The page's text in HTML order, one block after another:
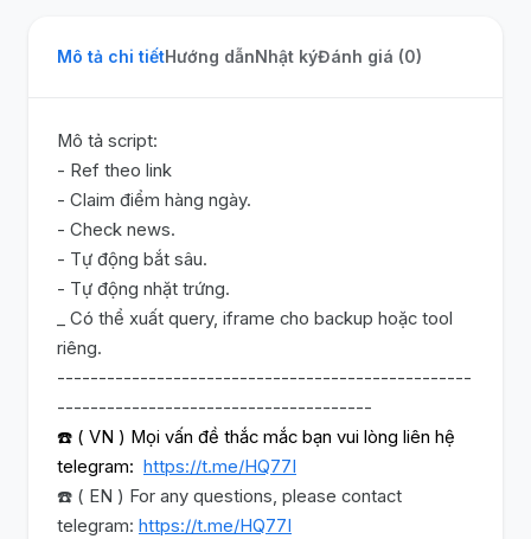
Mô tả chi tiếtHướng dẫnNhật kýĐánh giá (0)
Mô tả script:
- Ref theo link
- Claim điểm hàng ngày.
- Check news.
- Tự động bắt sâu.
- Tự động nhặt trứng.
_ Có thể xuất query, iframe cho backup hoặc tool
riêng.
--------------------------------------------------
--------------------------------------
☎️ ( VN ) Mọi vấn đề thắc mắc bạn vui lòng liên hệ
telegram: https://t.me/HQ77I
☎️ ( EN ) For any questions, please contact
telegram: https://t.me/HQ77I